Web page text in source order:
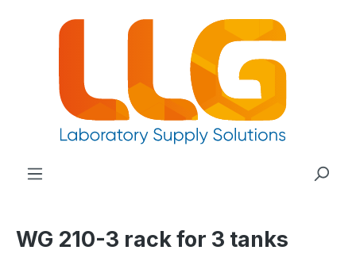
principale
WG 210-3 rack for 3 tanks